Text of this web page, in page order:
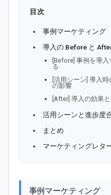
目次
事例マーケティング
導入の Before と
[Before] 事例を導
る
[活用シーン] 導入
の影響
[After] 導入の効果
活用シーンと進歩度
まとめ
マーケティングレタ
事例マーケティング